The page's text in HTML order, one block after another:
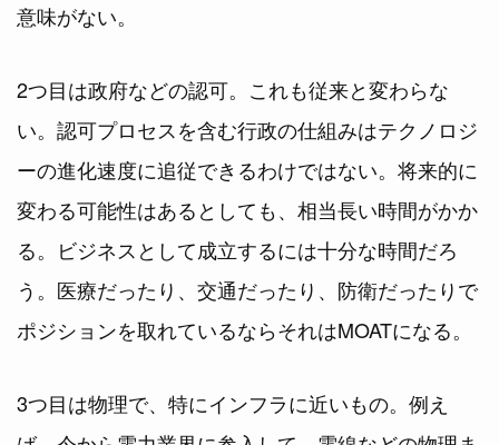
意味がない。
2つ目は政府などの認可。これも従来と変わらな
い。認可プロセスを含む行政の仕組みはテクノロジ
ーの進化速度に追従できるわけではない。将来的に
変わる可能性はあるとしても、相当長い時間がかか
る。ビジネスとして成立するには十分な時間だろ
う。医療だったり、交通だったり、防衛だったりで
ポジションを取れているならそれはMOATになる。
3つ目は物理で、特にインフラに近いもの。例え